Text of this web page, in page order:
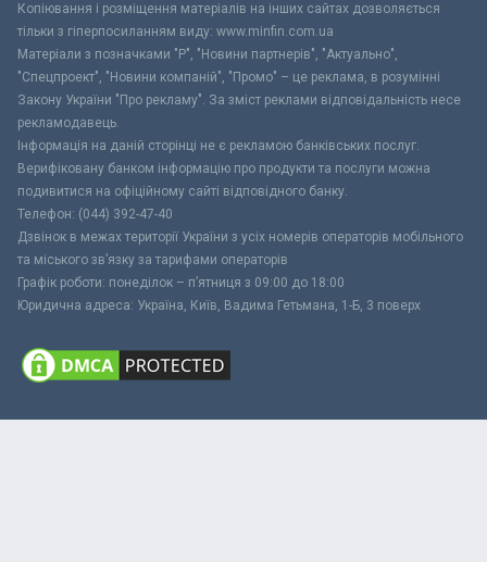
Копіювання і розміщення матеріалів на інших сайтах дозволяється
тільки з гіперпосиланням виду: www.minfin.com.ua
Матеріали з позначками "Р", "Новини партнерів", "Актуально",
"Спецпроект", "Новини компаній", "Промо" – це реклама, в розумінні
Закону України "Про рекламу". За зміст реклами відповідальність несе
рекламодавець.
Інформація на даній сторінці не є рекламою банківських послуг.
Верифіковану банком інформацію про продукти та послуги можна
подивитися на офіційному сайті відповідного банку.
Телефон: (044) 392-47-40
Дзвінок в межах території України з усіх номерів операторів мобільного
та міського зв’язку за тарифами операторів
Графік роботи: понеділок – п’ятниця з 09:00 до 18:00
Юридична адреса: Україна, Київ, Вадима Гетьмана, 1-Б, 3 поверх